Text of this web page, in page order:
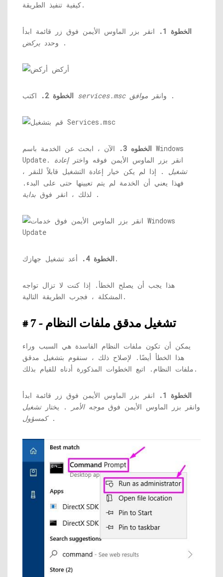
كيفية تنفيذ الطريقة.
الخطوة 1.
انقر بزر الماوس الأيمن فوق زر قائمة ابدأ
وحدد يركض .
الخطوة 2. services.msc وانقر موافق .
الخطوه 3.
الآن ، ابحث عن الخدمة باسم Windows
Update. انقر بزر الماوس الأيمن فوقه واخترإعادة
تشغيل . إذا لم يكن خيار إعادة التشغيل قابلاً للنقر ،
فهذا يعني أن الخدمة لم يتم تعيينها حتى على البدء.
لذلك ، انقر فوق بداية .
الخطوة 4. أعد تشغيل جهازك.
هذا يجب أن يصلح الخطأ. إذا كنت لا تزال تواجه
المشكلة ، فجرب الطريقة التالية.
# 7 - تشغيل مدقق ملفات النظام
يمكن أن تكون ملفات النظام الفاسدة هي السبب وراء
هذا الخطأ أيضًا. لإصلاح ذلك ، سنقوم بتشغيل مدقق
ملفات النظام. اتبع الخطوات المذكورة أدناه للقيام بذلك.
الخطوة 1.
انقر بزر الماوس الأيمن فوق زر قائمة ابدأ
وانقر بزر الماوس الأيمن فوق موجه الأمر . يختارتشغيل
كمسؤول.